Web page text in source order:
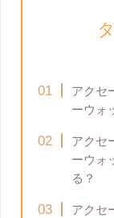
アクセ
ーウォ
アクセ
ーウォ
る？
アクセ